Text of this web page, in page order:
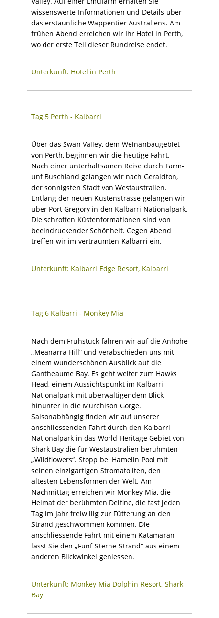
wissenswerte Informationen und Details über
das erstaunliche Wappentier Australiens. Am
frühen Abend erreichen wir Ihr Hotel in Perth,
wo der erste Teil dieser Rundreise endet.
Unterkunft: Hotel in Perth
Tag 5 Perth - Kalbarri
Über das Swan Valley, dem Weinanbaugebiet
von Perth, beginnen wir die heutige Fahrt.
Nach einer unterhaltsamen Reise durch Farm-
unf Buschland gelangen wir nach Geraldton,
der sonnigsten Stadt von Westaustralien.
Entlang der neuen Küstenstrasse gelangen wir
über Port Gregory in den Kalbarri Nationalpark.
Die schroffen Küstenformationen sind von
beeindruckender Schönheit. Gegen Abend
treffen wir im verträumten Kalbarri ein.
Unterkunft: Kalbarri Edge Resort, Kalbarri
Tag 6 Kalbarri - Monkey Mia
Nach dem Frühstück fahren wir auf die Anhöhe
„Meanarra Hill“ und verabschieden uns mit
einem wunderschönen Ausblick auf die
Gantheaume Bay. Es geht weiter zum Hawks
Head, einem Aussichtspunkt im Kalbarri
Nationalpark mit überwältigendem Blick
hinunter in die Murchison Gorge.
Saisonabhängig finden wir auf unserer
anschliessenden Fahrt durch den Kalbarri
Nationalpark in das World Heritage Gebiet von
Shark Bay die für Westaustralien berühmten
„Wildflowers“. Stopp bei Hamelin Pool mit
seinen einzigartigen Stromatoliten, den
ältesten Lebensformen der Welt. Am
Nachmittag erreichen wir Monkey Mia, die
Heimat der berühmten Delfine, die fast jeden
Tag im Jahr freiwillig zur Fütterung an den
Strand geschwommen kommen. Die
anschliessende Fahrt mit einem Katamaran
lässt Sie den „Fünf-Sterne-Strand“ aus einem
anderen Blickwinkel geniessen.
Unterkunft: Monkey Mia Dolphin Resort, Shark
Bay